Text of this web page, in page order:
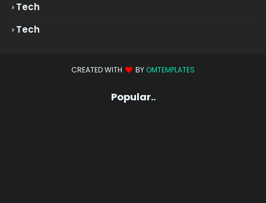
Tech
Tech
CREATED WITH BY OMTEMPLATES
Popular..